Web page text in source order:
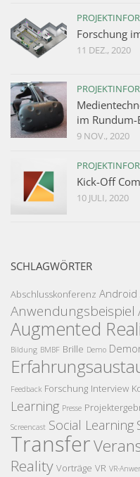
Forschung
11 DEZ., 2020
im Rundum-
9 NOV., 2020
Kick-Off
10 JULI, 2020
SCHLAGWÖRTER
Abschlusskonferenz Android
Anwendungsbeispiel
Augmented
Bildung BMBF Brille Demo
Feedback Forschung Interview
Learning Presse
Screencast Social Learning
Transfer
Reality Vorträge VR VR-